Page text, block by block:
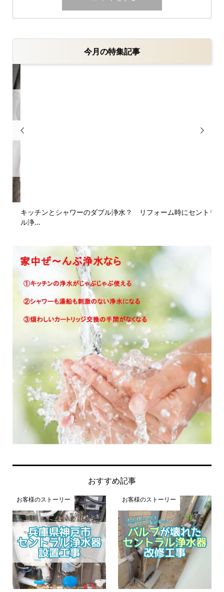
今月の特集記事

キッチンとシャワーのダブル浄水？ リフォーム時にセントラ
ル浄...

おすすめ記事
お客様のストーリー お客様のストーリー